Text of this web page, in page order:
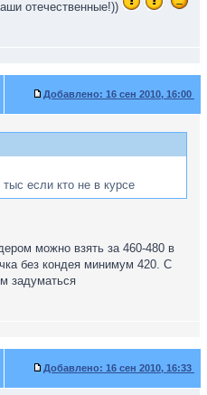
отечественные!))
Добавлено: 16 сен 2010, 16:00
если кто не в курсе
можно взять за 460-480 в
без кондея минимум 420. С
задуматься
Добавлено: 16 сен 2010, 16:33